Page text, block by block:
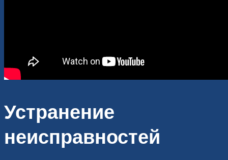
Устранение
неисправностей